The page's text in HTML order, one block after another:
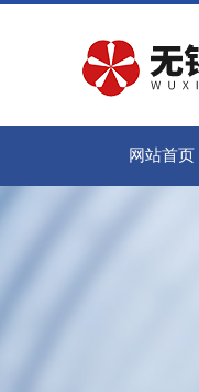
网站首页